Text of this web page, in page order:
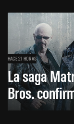
HACE 21 HORAS
La saga
Bros.